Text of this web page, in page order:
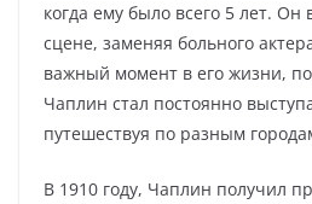
когда ему было всего 5 лет.
сцене, заменяя больного
важный момент в его жизни,
Чаплин стал постоянно
путешествуя по разным
В 1910 году, Чаплин получил